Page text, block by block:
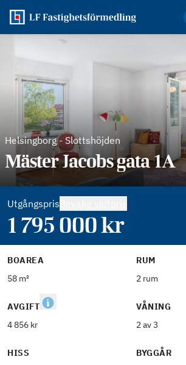
Helsingborg- Slottshöjden
Mäster Jacobs gata 1A
Utgångspris
1 795 000kr
BOAREA
58 m²
RUM
2 rum
AVGIFT
4 856 kr
VÅNING
2 av 3
HISS
BYGGÅR